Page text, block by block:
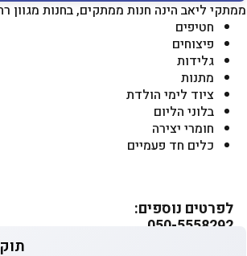
ממתקי ליאב הינה חנות ממתקים, בחנות מגוון
חטיפים
פיצוחים
גלידות
מתנות
ציוד לימי הולדת
בלוני הליום
חומרי יצירה
כלים חד פעמיים
לפרטים נוספים: